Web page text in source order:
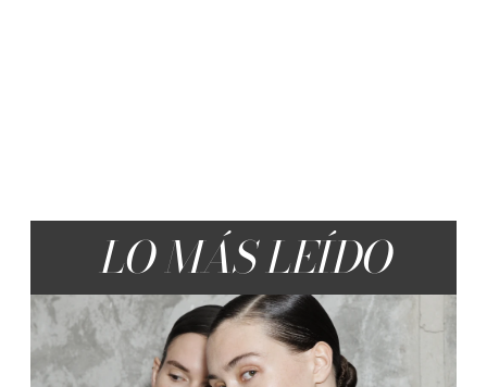
LO MÁS LEÍDO